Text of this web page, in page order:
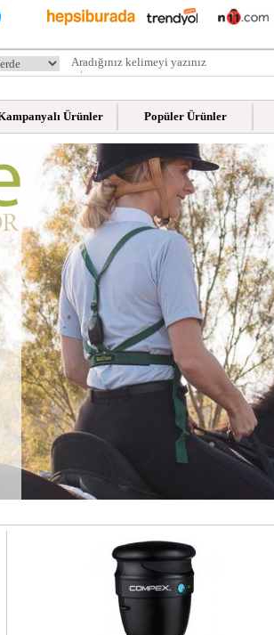
Ürünler Popüler Ürünler